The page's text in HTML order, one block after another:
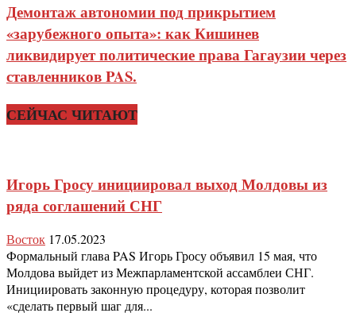
Демонтаж автономии под прикрытием
«зарубежного опыта»: как Кишинев
ликвидирует политические права Гагаузии через
ставленников PAS.
СЕЙЧАС ЧИТАЮТ
Игорь Гросу инициировал выход Молдовы из
ряда соглашений СНГ
Восток 17.05.2023
Формальный глава PAS Игорь Гросу объявил 15 мая, что
Молдова выйдет из Межпарламентской ассамблеи СНГ.
Инициировать законную процедуру, которая позволит
«сделать первый шаг для...